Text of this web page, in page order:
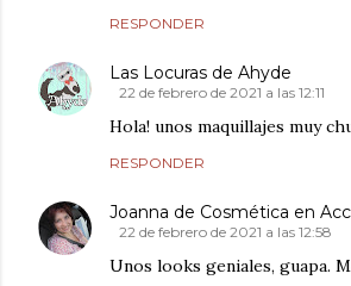
RESPONDER
Las Locuras de Ahyde
22 de febrero de 2021 a las 12:11
Hola! unos maquillajes muy
RESPONDER
Joanna de Cosmética en
22 de febrero de 2021 a las 12:58
Unos looks geniales, guapa.